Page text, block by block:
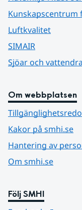
Kunskapscentrum
Luftkvalitet
SIMAIR
Sjöar och
Om webbplatsen
Kakor på smhi.se
Hantering av
Om smhi.se
Följ SMHI